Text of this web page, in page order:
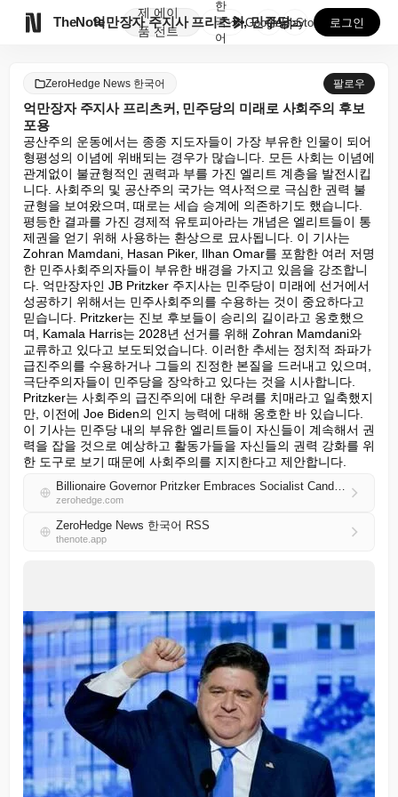
TheNote
제
품
에이
전트
억만장자 주지사 프리츠커, 민주당의 미래로 사회주의 후...
한
국
어
GooglePlay
AppStore 로그인
ZeroHedge News 한국어 팔로우
억만장자 주지사 프리츠커, 민주당의 미래로 사회주의 후보
포용
공산주의 운동에서는 종종 지도자들이 가장 부유한 인물이 되어
형평성의 이념에 위배되는 경우가 많습니다. 모든 사회는 이념에
관계없이 불균형적인 권력과 부를 가진 엘리트 계층을 발전시킵
니다. 사회주의 및 공산주의 국가는 역사적으로 극심한 권력 불
균형을 보여왔으며, 때로는 세습 승계에 의존하기도 했습니다.
평등한 결과를 가진 경제적 유토피아라는 개념은 엘리트들이 통
제권을 얻기 위해 사용하는 환상으로 묘사됩니다. 이 기사는
Zohran Mamdani, Hasan Piker, Ilhan Omar를 포함한 여러 저명
한 민주사회주의자들이 부유한 배경을 가지고 있음을 강조합니
다. 억만장자인 JB Pritzker 주지사는 민주당이 미래에 선거에서
성공하기 위해서는 민주사회주의를 수용하는 것이 중요하다고
믿습니다. Pritzker는 진보 후보들이 승리의 길이라고 옹호했으
며, Kamala Harris는 2028년 선거를 위해 Zohran Mamdani와
교류하고 있다고 보도되었습니다. 이러한 추세는 정치적 좌파가
급진주의를 수용하거나 그들의 진정한 본질을 드러내고 있으며,
극단주의자들이 민주당을 장악하고 있다는 것을 시사합니다.
Pritzker는 사회주의 급진주의에 대한 우려를 치매라고 일축했지
만, 이전에 Joe Biden의 인지 능력에 대해 옹호한 바 있습니다.
이 기사는 민주당 내의 부유한 엘리트들이 자신들이 계속해서 권
력을 잡을 것으로 예상하고 활동가들을 자신들의 권력 강화를 위
한 도구로 보기 때문에 사회주의를 지지한다고 제안합니다.
Billionaire Governor Pritzker Embraces Socialist Candidates As The Future Of The Democrat Party
zerohedge.com
ZeroHedge News 한국어 RSS
thenote.app